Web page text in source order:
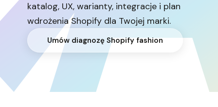
katalog, UX, warianty, integracje i plan
wdrożenia Shopify dla Twojej marki.
Umów diagnozę Shopify fashion